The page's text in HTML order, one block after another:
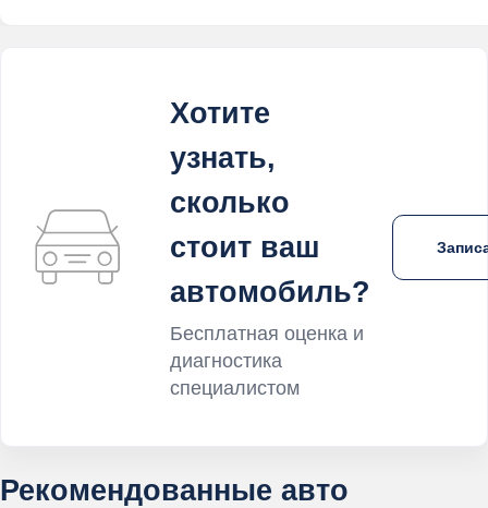
Хотите
узнать,
сколько
стоит ваш
автомобиль?
Бесплатная оценка и
диагностика
специалистом
Рекомендованные авто